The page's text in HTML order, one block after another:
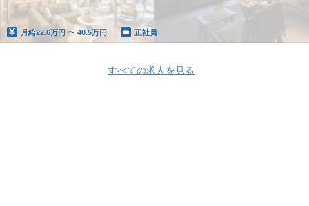
月給22.6万円 〜 40.5万円 正社員
すべての求人を見る